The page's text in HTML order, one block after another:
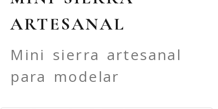
ARTESANAL
Mini sierra artesanal
para modelar